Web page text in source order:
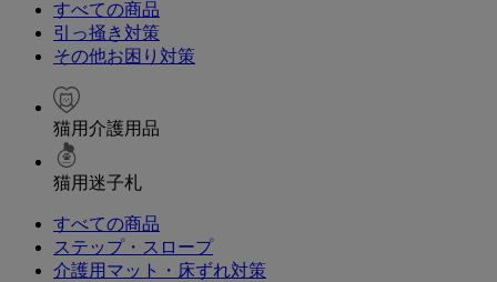
すべての商品
引っ掻き対策
その他お困り対策
猫用介護用品
猫用迷子札
すべての商品
ステップ・スロープ
介護用マット・床ずれ対策